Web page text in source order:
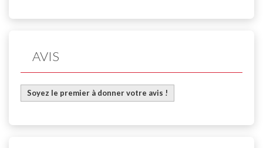
AVIS
Soyez le premier à donner votre avis !